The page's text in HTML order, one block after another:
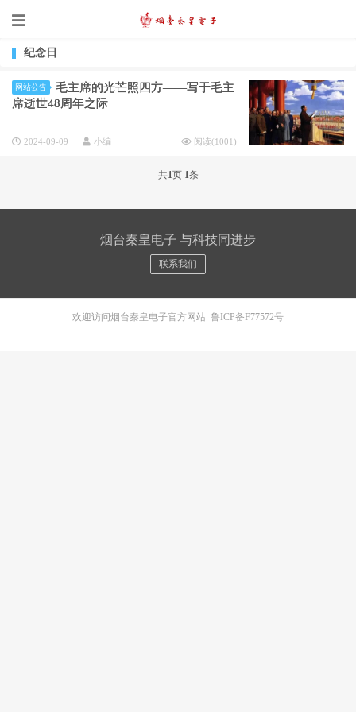
纪念日
网站公告
毛主席的光芒照四方——写于毛主
席逝世48周年之际
2024-09-09 小编 阅读(1001 )
共1页 1条
烟台秦皇电子 与科技同进步
联系我们
欢迎访问烟台秦皇电子官方网站 鲁ICP备F77572号